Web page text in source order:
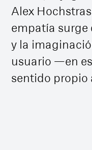
Alex
empatía surge
y la
usuario —en
sentido propio